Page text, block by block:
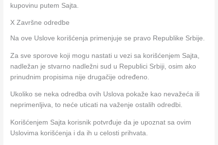
kupovinu putem Sajta.
X Završne odredbe
Na ove Uslove korišćenja primenjuje se pravo Republike Srbije.
Za sve sporove koji mogu nastati u vezi sa korišćenjem Sajta,
nadležan je stvarno nadležni sud u Republici Srbiji, osim ako
prinudnim propisima nije drugačije određeno.
Ukoliko se neka odredba ovih Uslova pokaže kao nevažeća ili
neprimenljiva, to neće uticati na važenje ostalih odredbi.
Korišćenjem Sajta korisnik potvrđuje da je upoznat sa ovim
Uslovima korišćenja i da ih u celosti prihvata.